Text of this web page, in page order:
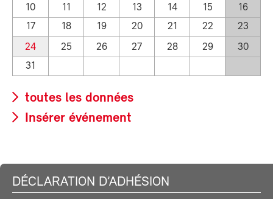
10
11 12 13 14 15
16
17
18 19 20 21 22
23
24
25 26 27 28 29
30
31
toutes les données
Insérer événement
DÉCLARATION D’ADHÉSION